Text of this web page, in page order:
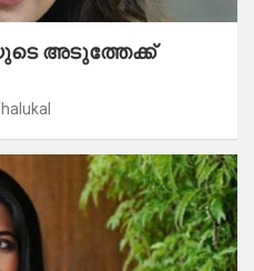
അടുത്തേക്ക്